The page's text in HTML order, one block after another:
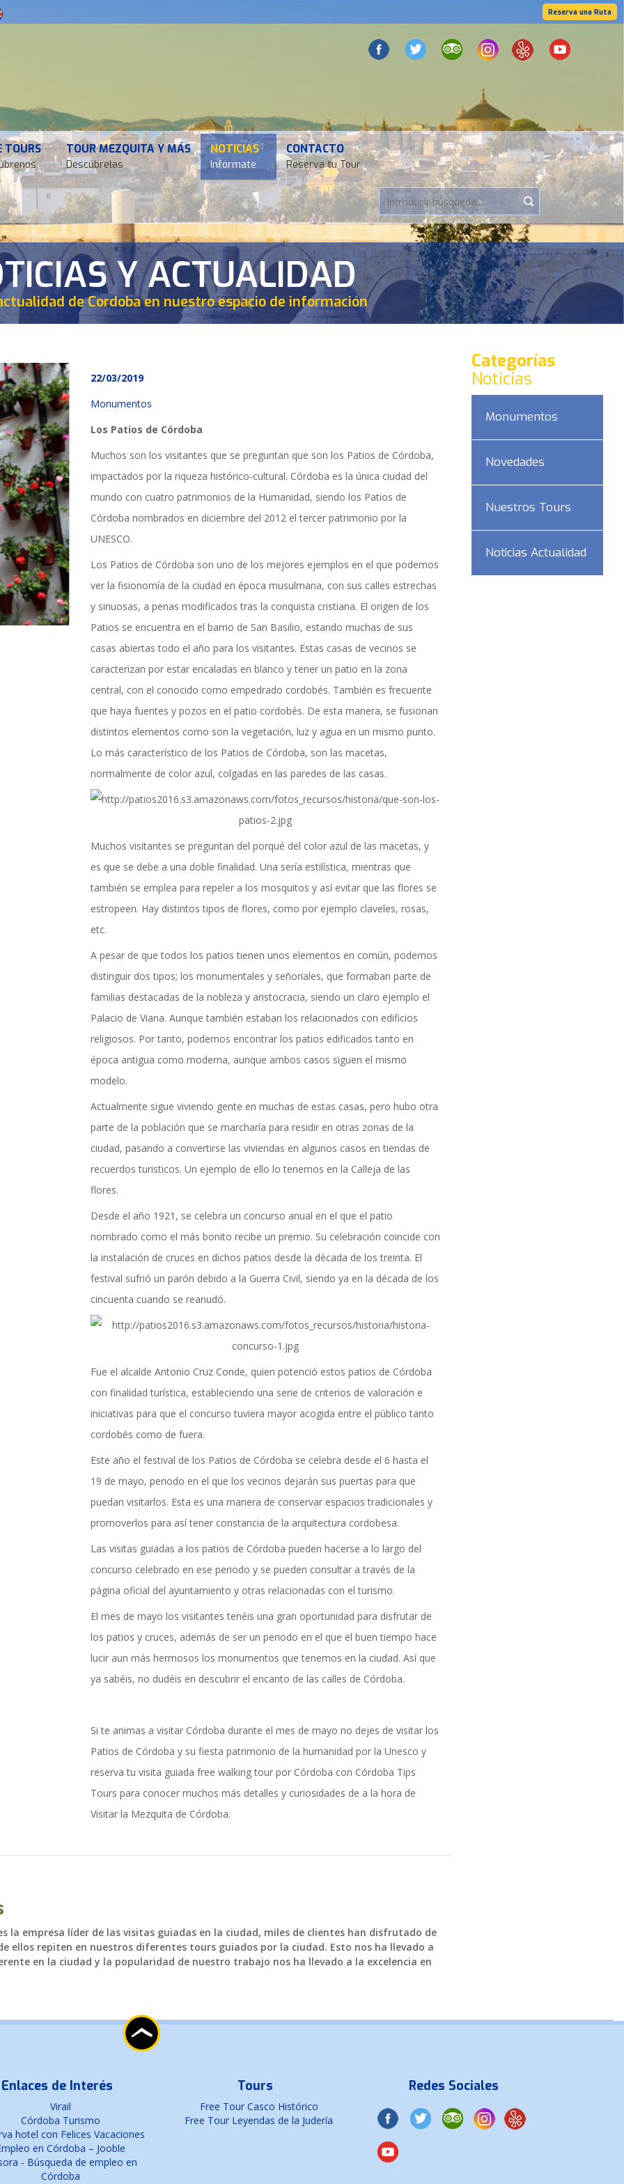
Reserva una Ruta
TOURS TOUR MEZQUITA Y MÁS
Descúbrelas
NOTICIAS
Infórmate
CONTACTO
Reserva tu Tour
Y ACTUALIDAD
de Cordoba en nuestro espacio de información
Y ACTUALIDAD
de Cordoba en nuestro espacio de información
Y ACTUALIDAD
actualidad de Cordoba en nuestro espacio de información
22/03/2019
Monumentos
Los Patios de Córdoba
Muchos son los visitantes que se preguntan que son los Patios de Córdoba,
impactados por la riqueza histórico-cultural. Córdoba es la única ciudad del
mundo con cuatro patrimonios de la Humanidad, siendo los Patios de
Córdoba nombrados en diciembre del 2012 el tercer patrimonio por la
UNESCO.
Los Patios de Córdoba son uno de los mejores ejemplos en el que podemos
ver la fisionomía de la ciudad en época musulmana, con sus calles estrechas
y sinuosas, a penas modificados tras la conquista cristiana. El origen de los
Patios se encuentra en el barrio de San Basilio, estando muchas de sus
casas abiertas todo el año para los visitantes. Estas casas de vecinos se
caracterizan por estar encaladas en blanco y tener un patio en la zona
central, con el conocido como empedrado cordobés. También es frecuente
que haya fuentes y pozos en el patio cordobés. De esta manera, se fusionan
distintos elementos como son la vegetación, luz y agua en un mismo punto.
Lo más característico de los Patios de Córdoba, son las macetas,
normalmente de color azul, colgadas en las paredes de las casas.
Muchos visitantes se preguntan del porqué del color azul de las macetas, y
es que se debe a una doble finalidad. Una sería estilística, mientras que
también se emplea para repeler a los mosquitos y así evitar que las flores se
estropeen. Hay distintos tipos de flores, como por ejemplo claveles, rosas,
etc.
A pesar de que todos los patios tienen unos elementos en común, podemos
distinguir dos tipos; los monumentales y señoriales, que formaban parte de
familias destacadas de la nobleza y aristocracia, siendo un claro ejemplo el
Palacio de Viana. Aunque también estaban los relacionados con edificios
religiosos. Por tanto, podemos encontrar los patios edificados tanto en
época antigua como moderna, aunque ambos casos siguen el mismo
modelo.
Actualmente sigue viviendo gente en muchas de estas casas, pero hubo otra
parte de la población que se marcharía para residir en otras zonas de la
ciudad, pasando a convertirse las viviendas en algunos casos en tiendas de
recuerdos turisticos. Un ejemplo de ello lo tenemos en la Calleja de las
flores.
Desde el año 1921, se celebra un concurso anual en el que el patio
nombrado como el más bonito recibe un premio. Su celebración coincide con
la instalación de cruces en dichos patios desde la década de los treinta. El
festival sufrió un parón debido a la Guerra Civil, siendo ya en la década de los
cincuenta cuando se reanudó.
Fue el alcalde Antonio Cruz Conde, quien potenció estos patios de Córdoba
con finalidad turística, estableciendo una serie de criterios de valoración e
iniciativas para que el concurso tuviera mayor acogida entre el público tanto
cordobés como de fuera.
Este año el festival de los Patios de Córdoba se celebra desde el 6 hasta el
19 de mayo, periodo en el que los vecinos dejarán sus puertas para que
puedan visitarlos. Esta es una manera de conservar espacios tradicionales y
promoverlos para así tener constancia de la arquitectura cordobesa.
Las visitas guiadas a los patios de Córdoba pueden hacerse a lo largo del
concurso celebrado en ese periodo y se pueden consultar a través de la
página oficial del ayuntamiento y otras relacionadas con el turismo.
El mes de mayo los visitantes tenéis una gran oportunidad para disfrutar de
los patios y cruces, además de ser un periodo en el que el buen tiempo hace
lucir aun más hermosos los monumentos que tenemos en la ciudad. Así que
ya sabéis, no dudéis en descubrir el encanto de las calles de Córdoba.
Si te animas a visitar Córdoba durante el mes de mayo no dejes de visitar los
Patios de Córdoba y su fiesta patrimonio de la humanidad por la Unesco y
reserva tu visita guiada free walking tour por Córdoba con Córdoba Tips
Tours para conocer muchos más detalles y curiosidades de a la hora de
Visitar la Mezquita de Córdoba.
la empresa líder de las visitas guiadas en la ciudad, miles de clientes han disfrutado de
ellos repiten en nuestros diferentes tours guiados por la ciudad. Esto nos ha llevado a
en la ciudad y la popularidad de nuestro trabajo nos ha llevado a la excelencia en
Categorías
Noticias
Monumentos
Novedades
Nuestros Tours
Noticias Actualidad
Enlaces de Interés
Virail
Córdoba Turismo
hotel con Felices Vacaciones
en Córdoba – Jooble
- Búsqueda de empleo en
Córdoba
Tours
Free Tour Casco Histórico
Free Tour Leyendas de la Judería
Redes Sociales